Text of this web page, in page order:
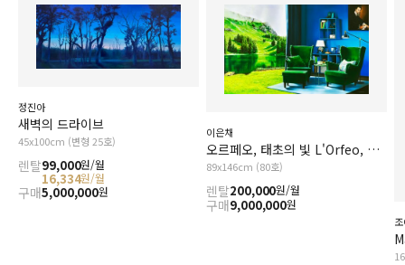
정진아
새벽의 드라이브
45x100cm (변형 25호)
렌탈99,000원/월
16,334원/월
구매5,000,000원
이은채
오르페오, 태초의 빛 L'Orfeo, The Primal Light
89x146cm (80호)
렌탈200,000원/월
구매9,000,000원